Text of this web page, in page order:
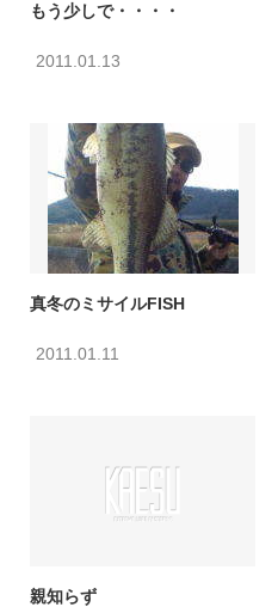
もう少しで・・・・
2011.01.13
真冬のミサイルFISH
2011.01.11
親知らず